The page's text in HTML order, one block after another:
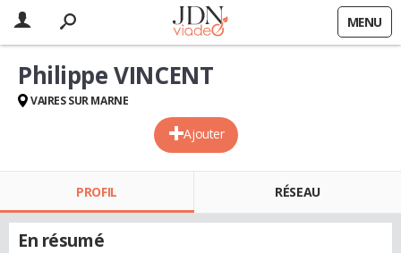
MENU
Ajouter
Philippe VINCENT
VAIRES SUR MARNE
PROFIL RÉSEAU
En résumé